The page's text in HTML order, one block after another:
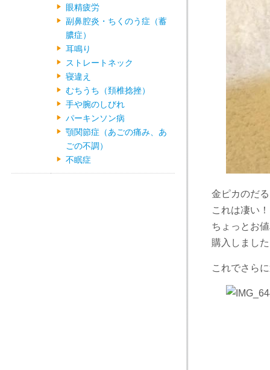
金ピカのだ
これは凄い
ちょっとお
購入しまし
これでさら
眼精疲労
副鼻腔炎・ちくのう症（蓄
膿症）
耳鳴り
ストレートネック
寝違え
むちうち（頚椎捻挫）
手や腕のしびれ
パーキンソン病
顎関節症（あごの痛み、あ
ごの不調）
不眠症